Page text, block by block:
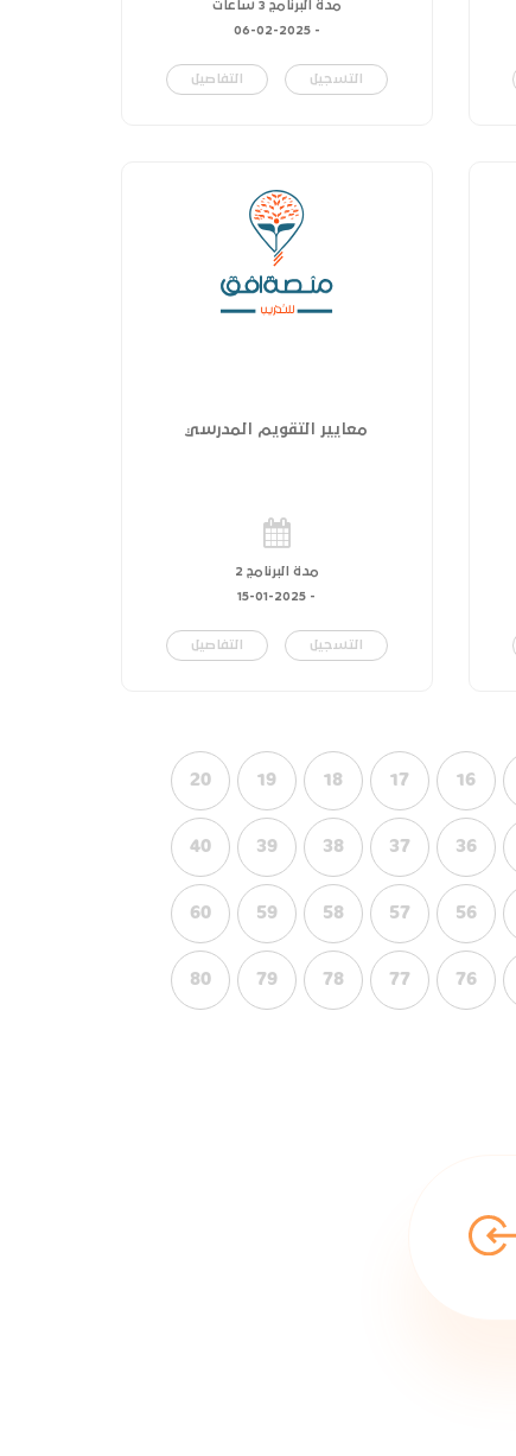
مدة البرنامج 3 ساعات
-
06-02-2025
التسجيل التفاصيل
معايير التقويم المدرسي
مدة البرنامج 2
-
15-01-2025
التسجيل التفاصيل
16
17
18
19
20
36
37
38
39
40
56
57
58
59
60
76
77
78
79
80